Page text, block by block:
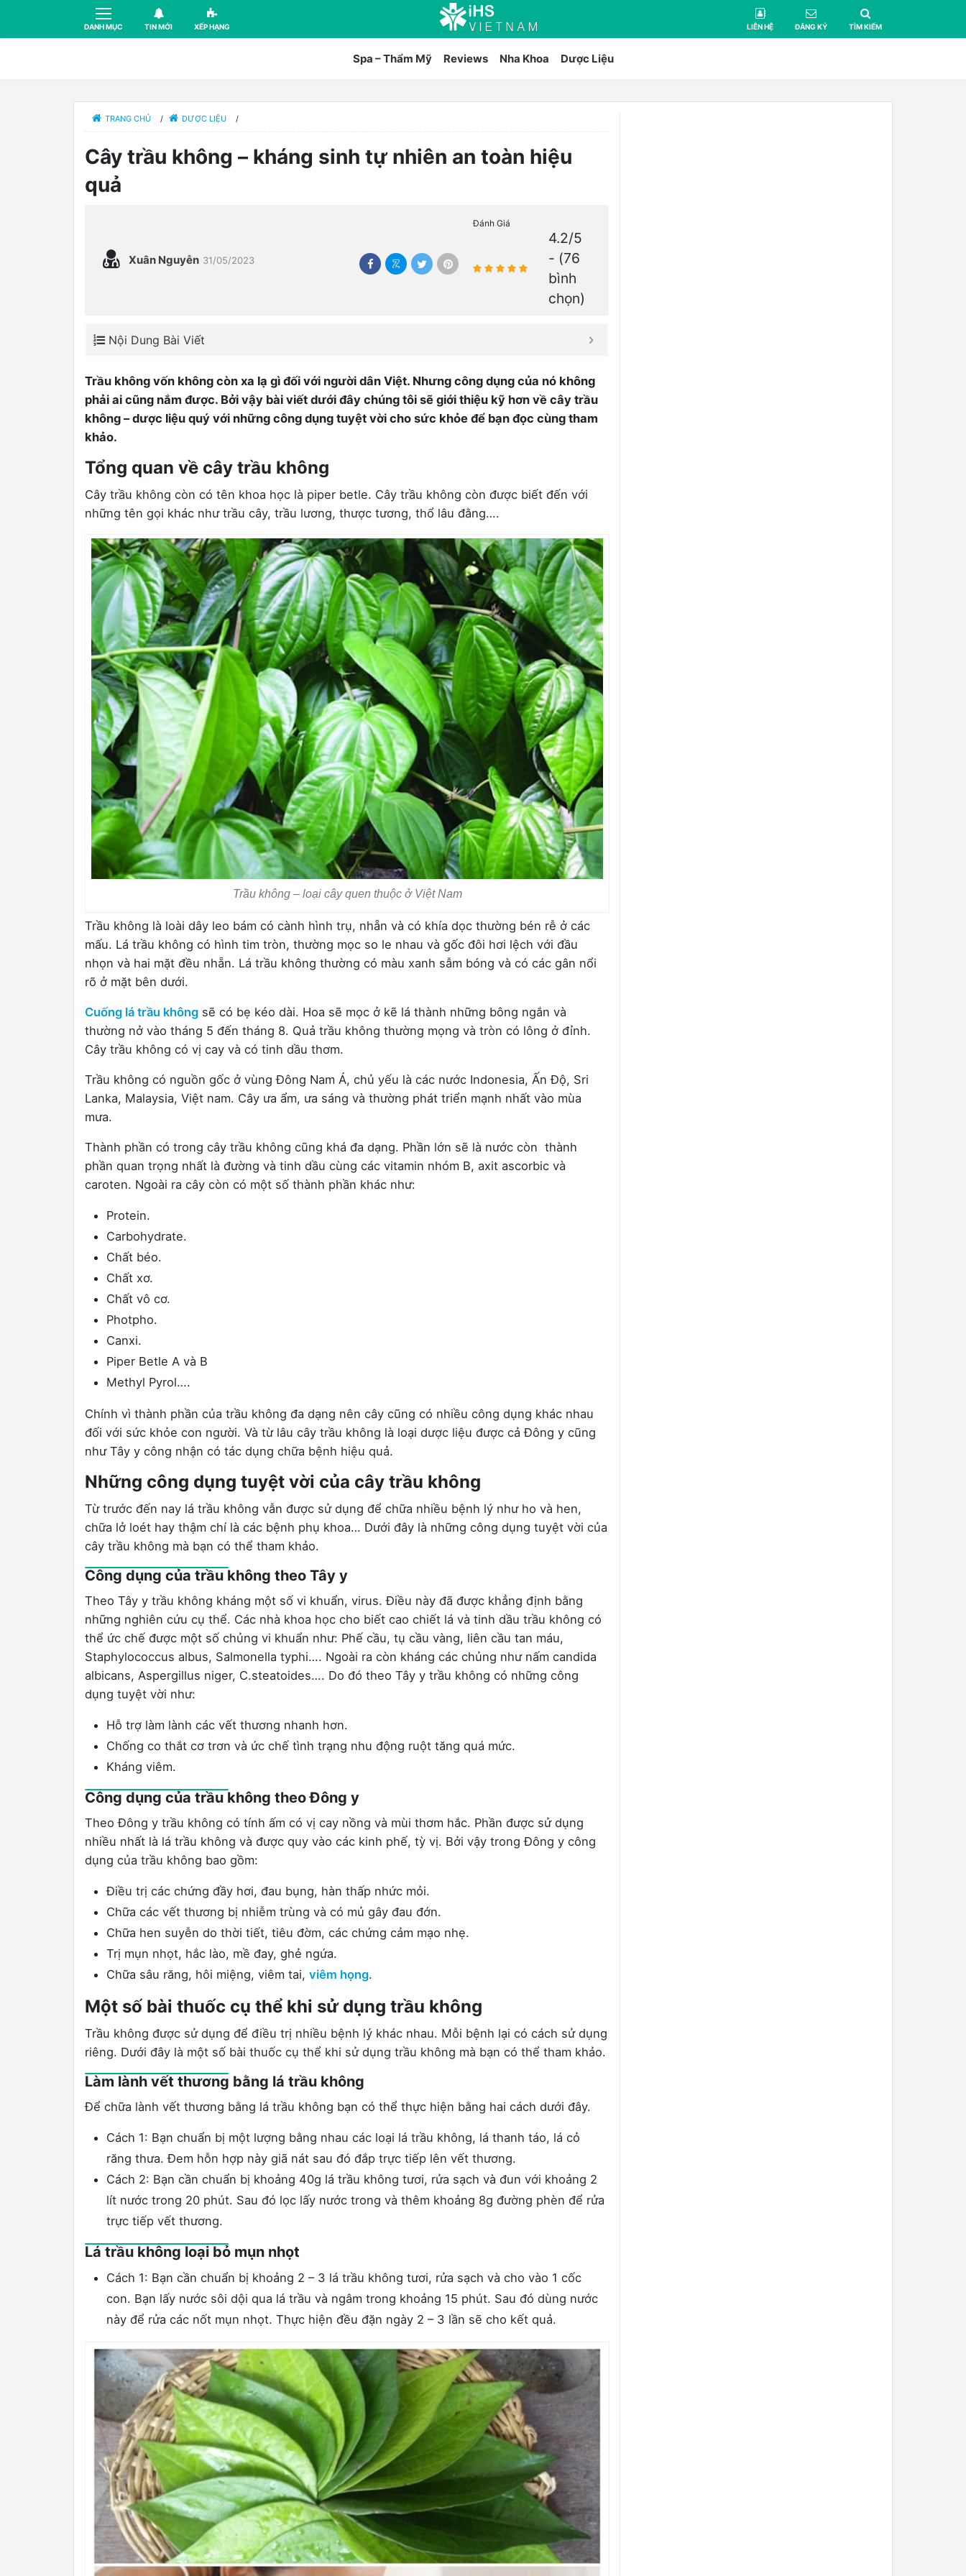
DANH MỤC TIN MỚI XẾP HẠNG LIÊN HỆ ĐĂNG KÝ TÌM KIẾM
Spa – Thẩm Mỹ Reviews Nha Khoa Dược Liệu
TRANG CHỦ / DƯỢC LIỆU /
Cây trầu không – kháng sinh tự nhiên an toàn hiệu
quả
Xuân Nguyễn 31/05/2023
Đánh Giá
4.2/5
- (76
bình
chọn)
Nội Dung Bài Viết
Trầu không vốn không còn xa lạ gì đối với người dân Việt. Nhưng công dụng của nó không
phải ai cũng nắm được. Bởi vậy bài viết dưới đây chúng tôi sẽ giới thiệu kỹ hơn về cây trầu
không – dược liệu quý với những công dụng tuyệt vời cho sức khỏe để bạn đọc cùng tham
khảo.
Tổng quan về cây trầu không
Cây trầu không còn có tên khoa học là piper betle. Cây trầu không còn được biết đến với
những tên gọi khác như trầu cây, trầu lương, thược tương, thổ lâu đằng….
Trầu không – loại cây quen thuộc ở Việt Nam
Trầu không là loài dây leo bám có cành hình trụ, nhẵn và có khía dọc thường bén rễ ở các
mấu. Lá trầu không có hình tim tròn, thường mọc so le nhau và gốc đôi hơi lệch với đầu
nhọn và hai mặt đều nhẵn. Lá trầu không thường có màu xanh sẫm bóng và có các gân nổi
rõ ở mặt bên dưới.
Cuống lá trầu không sẽ có bẹ kéo dài. Hoa sẽ mọc ở kẽ lá thành những bông ngắn và
thường nở vào tháng 5 đến tháng 8. Quả trầu không thường mọng và tròn có lông ở đỉnh.
Cây trầu không có vị cay và có tinh dầu thơm.
Trầu không có nguồn gốc ở vùng Đông Nam Á, chủ yếu là các nước Indonesia, Ấn Độ, Sri
Lanka, Malaysia, Việt nam. Cây ưa ẩm, ưa sáng và thường phát triển mạnh nhất vào mùa
mưa.
Thành phần có trong cây trầu không cũng khá đa dạng. Phần lớn sẽ là nước còn thành
phần quan trọng nhất là đường và tinh dầu cùng các vitamin nhóm B, axit ascorbic và
caroten. Ngoài ra cây còn có một số thành phần khác như:
Protein.
Carbohydrate.
Chất béo.
Chất xơ.
Chất vô cơ.
Photpho.
Canxi.
Piper Betle A và B
Methyl Pyrol….
Chính vì thành phần của trầu không đa dạng nên cây cũng có nhiều công dụng khác nhau
đối với sức khỏe con người. Và từ lâu cây trầu không là loại dược liệu được cả Đông y cũng
như Tây y công nhận có tác dụng chữa bệnh hiệu quả.
Những công dụng tuyệt vời của cây trầu không
Từ trước đến nay lá trầu không vẫn được sử dụng để chữa nhiều bệnh lý như ho và hen,
chữa lở loét hay thậm chí là các bệnh phụ khoa… Dưới đây là những công dụng tuyệt vời của
cây trầu không mà bạn có thể tham khảo.
Công dụng của trầu không theo Tây y
Theo Tây y trầu không kháng một số vi khuẩn, virus. Điều này đã được khẳng định bằng
những nghiên cứu cụ thể. Các nhà khoa học cho biết cao chiết lá và tinh dầu trầu không có
thể ức chế được một số chủng vi khuẩn như: Phế cầu, tụ cầu vàng, liên cầu tan máu,
Staphylococcus albus, Salmonella typhi…. Ngoài ra còn kháng các chủng như nấm candida
albicans, Aspergillus niger, C.steatoides…. Do đó theo Tây y trầu không có những công
dụng tuyệt vời như:
Hỗ trợ làm lành các vết thương nhanh hơn.
Chống co thắt cơ trơn và ức chế tình trạng nhu động ruột tăng quá mức.
Kháng viêm.
Công dụng của trầu không theo Đông y
Theo Đông y trầu không có tính ấm có vị cay nồng và mùi thơm hắc. Phần được sử dụng
nhiều nhất là lá trầu không và được quy vào các kinh phế, tỳ vị. Bởi vậy trong Đông y công
dụng của trầu không bao gồm:
Điều trị các chứng đầy hơi, đau bụng, hàn thấp nhức mỏi.
Chữa các vết thương bị nhiễm trùng và có mủ gây đau đớn.
Chữa hen suyễn do thời tiết, tiêu đờm, các chứng cảm mạo nhẹ.
Trị mụn nhọt, hắc lào, mề đay, ghẻ ngứa.
Chữa sâu răng, hôi miệng, viêm tai, viêm họng.
Một số bài thuốc cụ thể khi sử dụng trầu không
Trầu không được sử dụng để điều trị nhiều bệnh lý khác nhau. Mỗi bệnh lại có cách sử dụng
riêng. Dưới đây là một số bài thuốc cụ thể khi sử dụng trầu không mà bạn có thể tham khảo.
Làm lành vết thương bằng lá trầu không
Để chữa lành vết thương bằng lá trầu không bạn có thể thực hiện bằng hai cách dưới đây.
Cách 1: Bạn chuẩn bị một lượng bằng nhau các loại lá trầu không, lá thanh táo, lá cỏ
răng thưa. Đem hỗn hợp này giã nát sau đó đắp trực tiếp lên vết thương.
Cách 2: Bạn cần chuẩn bị khoảng 40g lá trầu không tươi, rửa sạch và đun với khoảng 2
lít nước trong 20 phút. Sau đó lọc lấy nước trong và thêm khoảng 8g đường phèn để rửa
trực tiếp vết thương.
Lá trầu không loại bỏ mụn nhọt
Cách 1: Bạn cần chuẩn bị khoảng 2 – 3 lá trầu không tươi, rửa sạch và cho vào 1 cốc
con. Bạn lấy nước sôi dội qua lá trầu và ngâm trong khoảng 15 phút. Sau đó dùng nước
này để rửa các nốt mụn nhọt. Thực hiện đều đặn ngày 2 – 3 lần sẽ cho kết quả.